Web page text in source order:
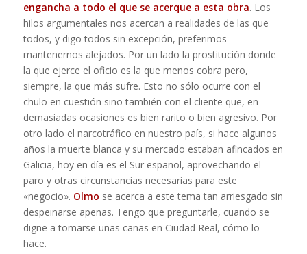
engancha a todo el que se acerque a esta obra. Los
hilos argumentales nos acercan a realidades de las que
todos, y digo todos sin excepción, preferimos
mantenernos alejados. Por un lado la prostitución donde
la que ejerce el oficio es la que menos cobra pero,
siempre, la que más sufre. Esto no sólo ocurre con el
chulo en cuestión sino también con el cliente que, en
demasiadas ocasiones es bien rarito o bien agresivo. Por
otro lado el narcotráfico en nuestro país, si hace algunos
años la muerte blanca y su mercado estaban afincados en
Galicia, hoy en día es el Sur español, aprovechando el
paro y otras circunstancias necesarias para este
«negocio». Olmo se acerca a este tema tan arriesgado sin
despeinarse apenas. Tengo que preguntarle, cuando se
digne a tomarse unas cañas en Ciudad Real, cómo lo
hace.